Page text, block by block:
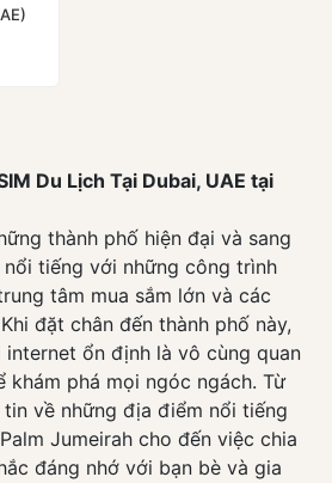
Du Lịch Tại Dubai, UAE tại
thành phố hiện đại và sang
tiếng với những công trình
tâm mua sắm lớn và các
đặt chân đến thành phố này,
ổn định là vô cùng quan
khám phá mọi ngóc ngách. Từ
về những địa điểm nổi tiếng
Jumeirah cho đến việc chia
đáng nhớ với bạn bè và gia